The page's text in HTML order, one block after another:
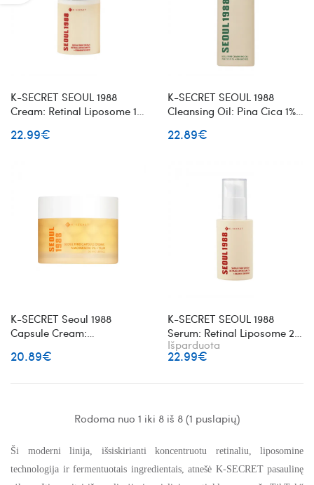
K-SECRET SEOUL 1988
Cream: Retinal Liposome 1%
kremas su retinaliu
22.99€
K-SECRET SEOUL 1988
Cleansing Oil: Pina Cica 1%
valomasis veido aliejus
22.89€
K-SECRET Seoul 1988
Capsule Cream:
skaistinantis veido kremas
20.89€
K-SECRET SEOUL 1988
Serum: Retinal Liposome 2%
+ Black Ginseng veido
serumas su retinaliu
Išparduota
22.99€
Rodoma nuo 1 iki 8 iš 8 (1 puslapių)
Ši moderni linija, išsiskirianti koncentruotu retinaliu, liposomine
technologija ir fermentuotais ingredientais, atnešė K-SECRET pasaulinę